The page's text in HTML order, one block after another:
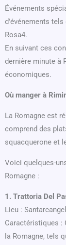
Événements
d'événements
Rosa4.
En suivant ces
dernière minute à
économiques.
Où manger à
La Romagne est
comprend des
squacquerone et
Voici quelques-
Romagne :
1. Trattoria Del
Lieu :
Caractéristiques :
la Romagne, tels